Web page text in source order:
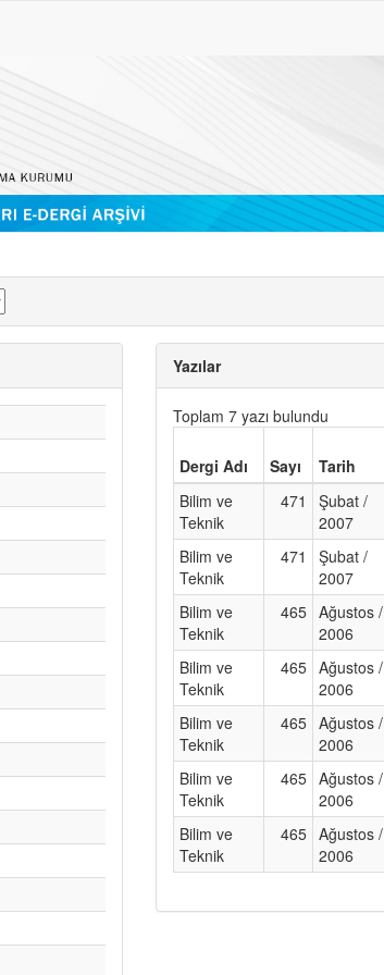
Yazılar
Toplam 7 yazı bulundu
Dergi Adı Sayı Tarih
Bilim ve
Teknik
471
Şubat /
2007
Bilim ve
Teknik
471
Şubat /
2007
Bilim ve
Teknik
465 Ağustos /
2006
Bilim ve
Teknik
465 Ağustos /
2006
Bilim ve
Teknik
465 Ağustos /
2006
Bilim ve
Teknik
465 Ağustos /
2006
Bilim ve
Teknik
465 Ağustos /
2006